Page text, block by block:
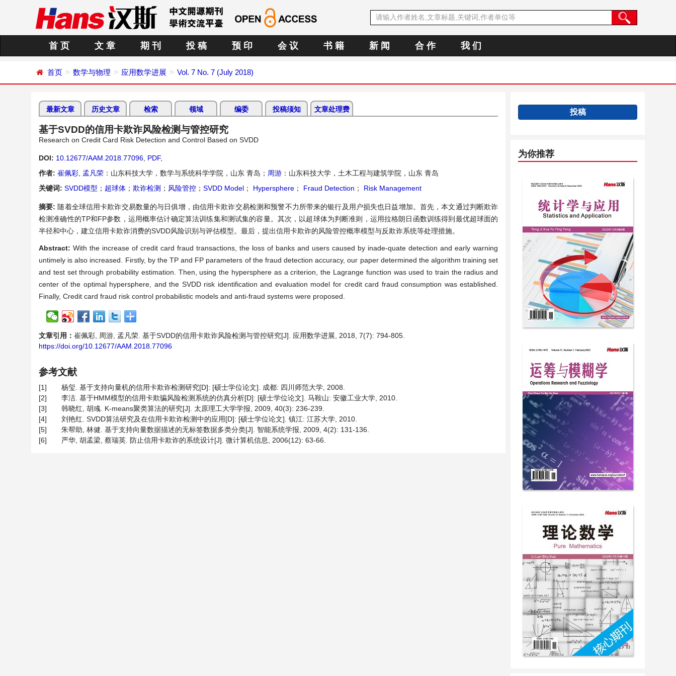
首 页 文 章 期 刊 投 稿 预 印 会 议 书 籍 新 闻 合 作 我 们
首页 数学与物理 应用数学进展 Vol. 7 No. 7 (July 2018)
最新文章 历史文章 检索 领域 编委 投稿须知 文章处理费
基于SVDD的信用卡欺诈风险检测与管控研究
Research on Credit Card Risk Detection and Control Based on SVDD
DOI: 10.12677/AAM.2018.77096 PDF,
作者: 崔佩彩 孟凡荣 ：山东科技大学，数学与系统科学学院，山东 青岛； 周游 ：山东科技大学，土木工程与建筑学院，山东 青岛
关键词: SVDD模型 ； 超球体 ； 欺诈检测 ； 风险管控 ； SVDD Model ； Hypersphere ； Fraud Detection ； Risk Management
摘要: 随着全球信用卡欺诈交易数量的与日俱增，由信用卡欺诈交易检测和预警不力所带来的银行及用户损失也日益增加。首先，本文通过判断欺诈
检测准确性的TP和FP参数，运用概率估计确定算法训练集和测试集的容量。其次，以超球体为判断准则，运用拉格朗日函数训练得到最优超球面的
半径和中心，建立信用卡欺诈消费的SVDD风险识别与评估模型。最后，提出信用卡欺诈的风险管控概率模型与反欺诈系统等处理措施。
Abstract:With the increase of credit card fraud transactions, the loss of banks and users caused by inade-quate detection and early warning
untimely is also increased. Firstly, by the TP and FP parameters of the fraud detection accuracy, our paper determined the algorithm training set
and test set through probability estimation. Then, using the hypersphere as a criterion, the Lagrange function was used to train the radius and
center of the optimal hypersphere, and the SVDD risk identification and evaluation model for credit card fraud consumption was established.
Finally, Credit card fraud risk control probabilistic models and anti-fraud systems were proposed.
文章引用： 崔佩彩, 周游, 孟凡荣. 基于SVDD的信用卡欺诈风险检测与管控研究[J]. 应用数学进展, 2018, 7(7): 794-805.
https://doi.org/10.12677/AAM.2018.77096
参考文献
[1]
杨玺. 基于支持向量机的信用卡欺诈检测研究[D]: [硕士学位论文]. 成都: 四川师范大学, 2008.
[2]
李洁. 基于HMM模型的信用卡欺骗风险检测系统的仿真分析[D]: [硕士学位论文]. 马鞍山: 安徽工业大学, 2010.
[3]
韩晓红, 胡彧. K-means聚类算法的研究[J]. 太原理工大学学报, 2009, 40(3): 236-239.
[4]
刘艳红. SVDD算法研究及在信用卡欺诈检测中的应用[D]: [硕士学位论文]. 镇江: 江苏大学, 2010.
[5]
朱帮助, 林健. 基于支持向量数据描述的无标签数据多类分类[J]. 智能系统学报, 2009, 4(2): 131-136.
[6]
严华, 胡孟梁, 蔡瑞英. 防止信用卡欺诈的系统设计[J]. 微计算机信息, 2006(12): 63-66.
投稿
为你推荐